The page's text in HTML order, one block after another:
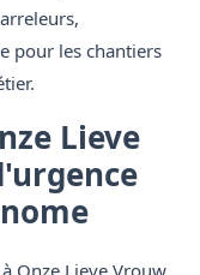
pour les chantiers
Lieve